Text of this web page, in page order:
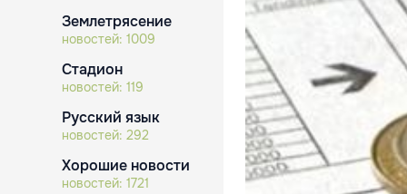
Землетрясение
новостей: 1009
Стадион
новостей: 119
Русский язык
новостей: 292
Хорошие новости
новостей: 1721